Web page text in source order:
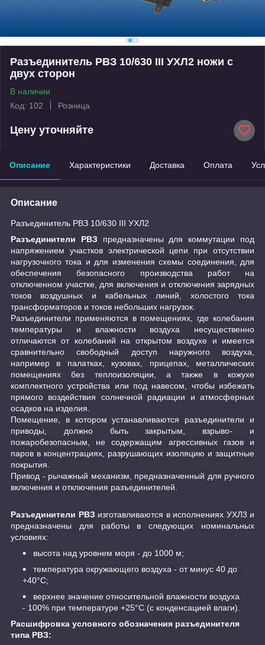
Разъединитель РВЗ 10/630 III УХЛ2 ножи с
двух сторон
В наличии
Код: 102
Розница
Цену уточняйте
Описание Характеристики Доставка Оплата
Описание
Разъединитель РВЗ 10/630 III УХЛ2
Разъединители РВЗ предназначены для коммутации под
напряжением участков электрической цепи при отсутствии
нагрузочного тока и для изменения схемы соединения, для
обеспечения безопасного производства работ на
отключенном участке, для включения и отключения зарядных
токов воздушных и кабельных линий, холостого тока
трансформаторов и токов небольших нагрузок.
Разъединители применяются в помещениях, где колебания
температуры и влажности воздуха несущественно
отличаются от колебаний на открытом воздухе и имеется
сравнительно свободный доступ наружного воздуха,
например в палатках, кузовах, прицепах, металлических
помещениях без теплоизоляции, а также в кожухе
комплектного устройства или под навесом, чтобы избежать
прямого воздействия солнечной радиации и атмосферных
осадков на изделия.
Помещение, в котором устанавливаются разъединители и
приводы, должно быть закрытым, взрыво- и
пожаробезопасным, не содержащим агрессивных газов и
паров в концентрациях, разрушающих изоляцию и защитные
покрытия.
Привод - рычажный механизм, предназначенный для ручного
включения и отключения разъединителей.
Разъединители РВЗ изготавливаются в исполнениях УХЛ3 и
предназначены для работы в следующих номинальных
условиях:
высота над уровнем моря - до 1000 м;
температура окружающего воздуха - от минус 40 до
+40°С;
верхнее значение относительной влажности воздуха
- 100% при температуре +25°С (с конденсацией влаги).
Расшифровка условного обозначения разъединителя
типа РВЗ: